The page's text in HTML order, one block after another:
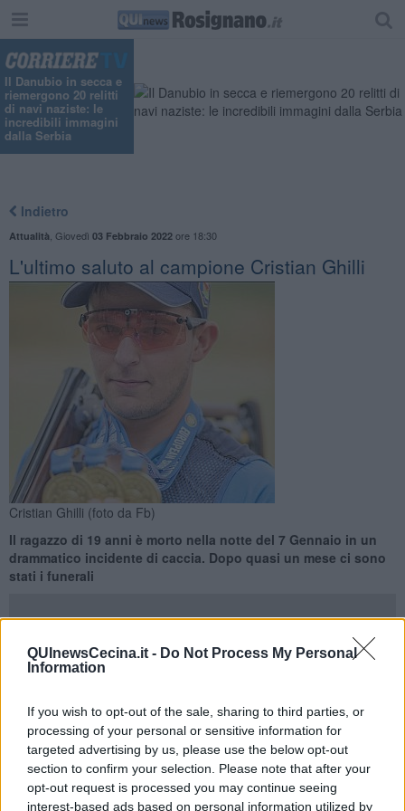
QUInewsCecina.it - Do Not Process My Personal
Information
If you wish to opt-out of the sale, sharing to third parties, or
processing of your personal or sensitive information for
targeted advertising by us, please use the below opt-out
section to confirm your selection. Please note that after your
opt-out request is processed you may continue seeing
interest-based ads based on personal information utilized by
Il Danubio in secca e
riemergono 20 relitti
di navi naziste: le
incredibili immagini
dalla Serbia
Indietro
Attualità Giovedì 03 Febbraio 2022ore 18:30
L'ultimo saluto al campione Cristian Ghilli
Cristian Ghilli (foto da Fb)
Il ragazzo di 19 anni è morto nella notte del 7 Gennaio in un
drammatico incidente di caccia. Dopo quasi un mese ci sono
stati i funerali
Cristian Ghilli, il ragazzo di 19 anni morto in ospedale nella notte
tra il 6 e il 7 Gennaio, dopo un drammatico incidente di caccia
avvenuto nel pomeriggio della Befana nella zona di Ponteginori. Il
ragazzo era rimasto ferito gravemente all'addome con un colpo di
fucile che si era sparato da solo accidentalmente dopo essere
caduto.